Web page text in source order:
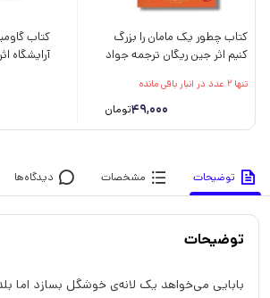
کتاب چطور یک مامان را بزرگ
کنیم اثر جین ریگان ترجمه جواد
تنها 2 عدد در انبار باقی مانده
49,000تومان
کتاب
آرایشگاه
توضیحات مشخصات دیدگاه‌ها
توضیحات
بابایی می‌خواهد یک لانه‌ی خوشگل بسازد اما